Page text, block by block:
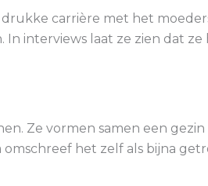
carrière met het
In interviews laat ze zien dat
Ze vormen samen een
het zelf als bijna